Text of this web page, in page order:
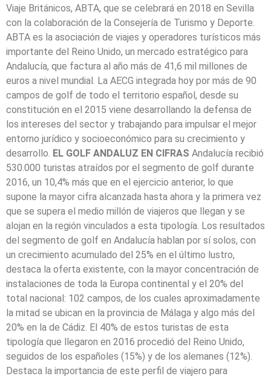
Viaje Británicos, ABTA, que se celebrará en 2018 en Sevilla
con la colaboración de la Consejería de Turismo y Deporte.
ABTA es la asociación de viajes y operadores turísticos más
importante del Reino Unido, un mercado estratégico para
Andalucía, que factura al año más de 41,6 mil millones de
euros a nivel mundial. La AECG integrada hoy por más de 90
campos de golf de todo el territorio español, desde su
constitución en el 2015 viene desarrollando la defensa de
los intereses del sector y trabajando para impulsar el mejor
entorno jurídico y socioeconómico para su crecimiento y
desarrollo. EL GOLF ANDALUZ EN CIFRAS Andalucía recibió
530.000 turistas atraídos por el segmento de golf durante
2016, un 10,4% más que en el ejercicio anterior, lo que
supone la mayor cifra alcanzada hasta ahora y la primera vez
que se supera el medio millón de viajeros que llegan y se
alojan en la región vinculados a esta tipología. Los resultados
del segmento de golf en Andalucía hablan por sí solos, con
un crecimiento acumulado del 25% en el último lustro,
destaca la oferta existente, con la mayor concentración de
instalaciones de toda la Europa continental y el 20% del
total nacional: 102 campos, de los cuales aproximadamente
la mitad se ubican en la provincia de Málaga y algo más del
20% en la de Cádiz. El 40% de estos turistas de esta
tipología que llegaron en 2016 procedió del Reino Unido,
seguidos de los españoles (15%) y de los alemanes (12%).
Destaca la importancia de este perfil de viajero para